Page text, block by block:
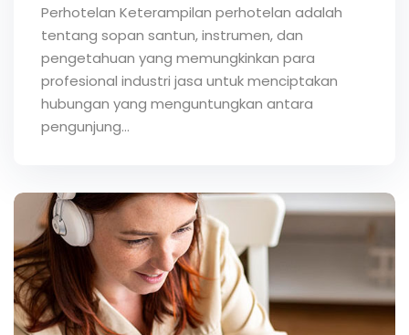
Perhotelan Keterampilan perhotelan adalah
tentang sopan santun, instrumen, dan
pengetahuan yang memungkinkan para
profesional industri jasa untuk menciptakan
hubungan yang menguntungkan antara
pengunjung...